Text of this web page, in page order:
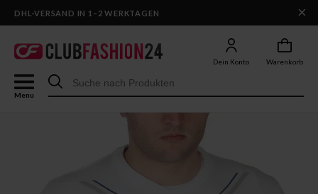
Dein Konto Warenkorb
Menu
DHL-VERSAND IN 1–2 WERKTAGEN ×